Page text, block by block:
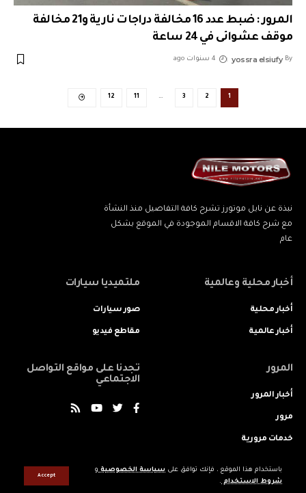
باستخدام هذا الموقع ، فإنك توافق على سياسة الخصوصية و
شروط الاستخدام .
Accept
المرور : ضبط عدد 16 مخالفة دراجات نارية و21 مخالفة
موقف عشوائى في 24 ساعة
By
yossra elsiufy 4 سنوات ago
1
2
3
…
11
12
نبذة عن نايل موتورز تشرح كافة التفاصيل منذ النشأة
مع شرح كافة الاقسام الموجودة في الموقع بشكل
عام
أخبار محلية وعالمية
أخبار محلية
أخبار عالمية
ملتميديا سيارات
صور سيارات
مقاطع فيديو
المرور
أخبار المرور
مرور
خدمات مرورية
تجدنا على مواقع التواصل
الاجتماعي